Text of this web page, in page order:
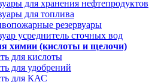
для хранения нефтепродуктов
для топлива
резервуары
усреднитель сточных вод
химии (кислоты и щелочи)
для кислоты
для удобрений
для КАС